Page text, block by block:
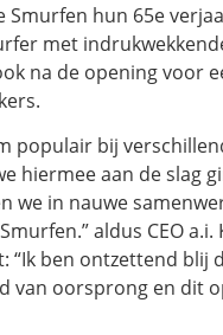
Smurfen hun 65e
met
na de opening voor
populair bij
hiermee aan de slag
we in nauwe
aldus CEO
“Ik ben ontzettend blij
van oorsprong en dit